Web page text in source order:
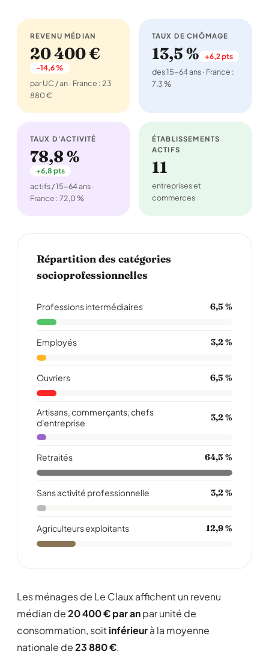
REVENU MÉDIAN
20 400 €
-14,6 %
par UC / an · France : 23
880 €
TAUX DE CHÔMAGE
13,5 % +6,2 pts
des 15-64 ans · France :
7,3 %
TAUX D'ACTIVITÉ
78,8 %
+6,8 pts
actifs / 15-64 ans ·
France : 72,0 %
ÉTABLISSEMENTS
ACTIFS
11
entreprises et
commerces
Répartition des catégories
socioprofessionnelles
Professions intermédiaires 6,5 %
Employés 3,2 %
Ouvriers 6,5 %
Artisans, commerçants, chefs
d'entreprise
3,2 %
Retraités 64,5 %
Sans activité professionnelle 3,2 %
Agriculteurs exploitants 12,9 %
Les ménages de Le Claux affichent un revenu
médian de20 400 € par anpar unité de
consommation, soitinférieurà la moyenne
nationale de23 880 €.